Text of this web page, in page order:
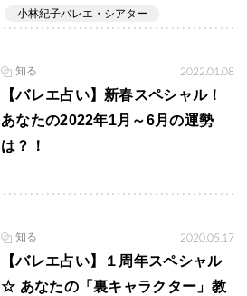
小林紀子バレエ・シアター
知る 2022.01.08
【バレエ占い】新春スペシャル！
あなたの2022年1月～6月の運勢
は？！
知る 2020.05.17
【バレエ占い】１周年スペシャル
☆ あなたの「裏キャラクター」教